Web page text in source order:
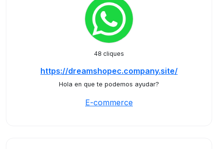
48 cliques
https://dreamshopec.company.site/
Hola en que te podemos ayudar?
E-commerce